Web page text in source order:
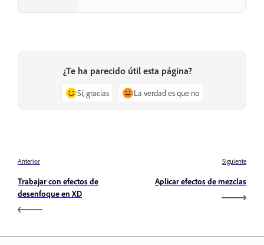
¿Te ha parecido útil esta página?
Sí, gracias La verdad es que no
Anterior
Trabajar con efectos de
desenfoque en XD
Siguiente
Aplicar efectos de mezclas